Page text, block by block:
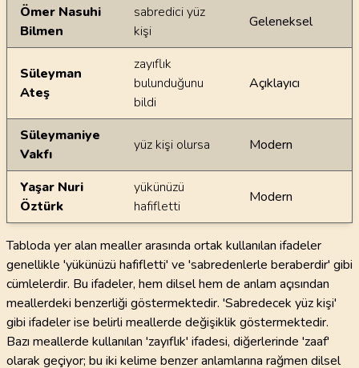
Ömer Nasuhi
Bilmen
sabredici yüz
kişi
Geleneksel
Süleyman
Ateş
zayıflık
bulunduğunu
bildi
Açıklayıcı
Süleymaniye
Vakfı
yüz kişi olursa Modern
Yaşar Nuri
Öztürk
yükünüzü
hafifletti
Modern
Tabloda yer alan mealler arasında ortak kullanılan ifadeler
genellikle 'yükünüzü hafifletti' ve 'sabredenlerle beraberdir' gibi
cümlelerdir. Bu ifadeler, hem dilsel hem de anlam açısından
meallerdeki benzerliği göstermektedir. 'Sabredecek yüz kişi'
gibi ifadeler ise belirli meallerde değişiklik göstermektedir.
Bazı meallerde kullanılan 'zayıflık' ifadesi, diğerlerinde 'zaaf'
olarak geçiyor; bu iki kelime benzer anlamlarına rağmen dilsel